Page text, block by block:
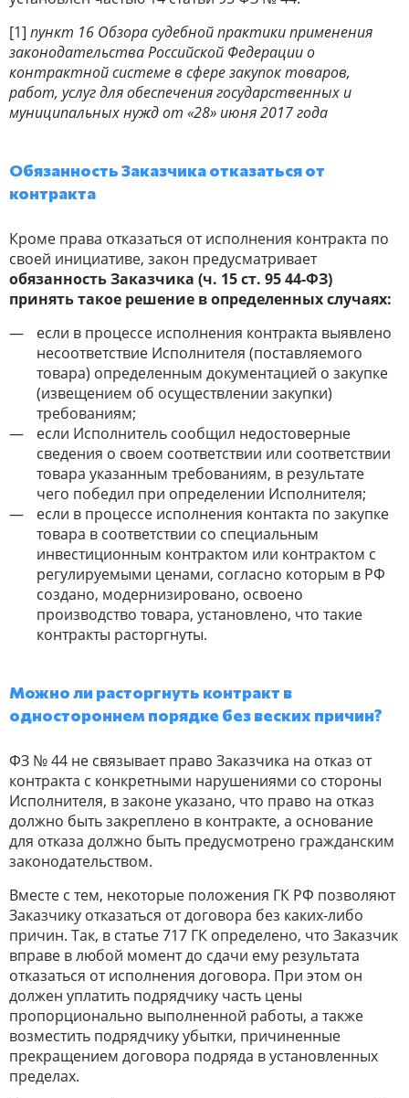
[1] пункт 16 Обзора судебной практики применения
законодательства Российской Федерации о
контрактной системе в сфере закупок товаров,
работ, услуг для обеспечения государственных и
муниципальных нужд от «28» июня 2017 года
Обязанность Заказчика отказаться от
контракта
Кроме права отказаться от исполнения контракта по
своей инициативе, закон предусматривает
обязанность Заказчика (ч. 15 ст. 95 44-ФЗ)
принять такое решение в определенных случаях:
если в процессе исполнения контракта выявлено
несоответствие Исполнителя (поставляемого
товара) определенным документацией о закупке
(извещением об осуществлении закупки)
требованиям;
если Исполнитель сообщил недостоверные
сведения о своем соответствии или соответствии
товара указанным требованиям, в результате
чего победил при определении Исполнителя;
если в процессе исполнения контакта по закупке
товара в соответствии со специальным
инвестиционным контрактом или контрактом с
регулируемыми ценами, согласно которым в РФ
создано, модернизировано, освоено
производство товара, установлено, что такие
контракты расторгнуты.
Можно ли расторгнуть контракт в
одностороннем порядке без веских причин?
ФЗ № 44 не связывает право Заказчика на отказ от
контракта с конкретными нарушениями со стороны
Исполнителя, в законе указано, что право на отказ
должно быть закреплено в контракте, а основание
для отказа должно быть предусмотрено гражданским
законодательством.
Вместе с тем, некоторые положения ГК РФ позволяют
Заказчику отказаться от договора без каких-либо
причин. Так, в статье 717 ГК определено, что Заказчик
вправе в любой момент до сдачи ему результата
отказаться от исполнения договора. При этом он
должен уплатить подрядчику часть цены
пропорционально выполненной работы, а также
возместить подрядчику убытки, причиненные
прекращением договора подряда в установленных
пределах.